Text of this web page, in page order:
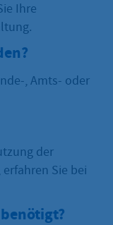
Ihre
, Amts- oder
der
Sie bei